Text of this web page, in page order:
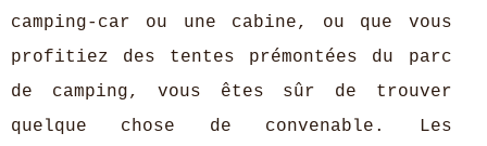
camping-car ou une cabine, ou que vous
profitiez des tentes prémontées du parc
de camping, vous êtes sûr de trouver
quelque chose de convenable. Les